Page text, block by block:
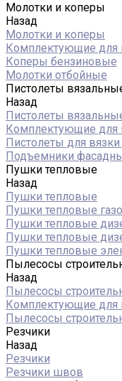
Молотки и коперы
Назад
Молотки и коперы
Комплектующие для
Коперы бензиновые
Молотки отбойные
Пистолеты
Назад
Пистолеты
Комплектующие для
Пистолеты для
Подъемники
Пушки тепловые
Назад
Пушки тепловые
Пушки тепловые
Пушки тепловые
Пушки тепловые
Пушки тепловые
Пылесосы
Назад
Пылесосы
Комплектующие для
Пылесосы
Резчики
Назад
Резчики
Резчики швов